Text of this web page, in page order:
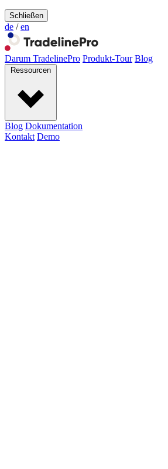
Schließen
de / en
Darum TradelinePro Produkt-Tour Blog
Ressourcen
Blog Dokumentation
Kontakt Demo